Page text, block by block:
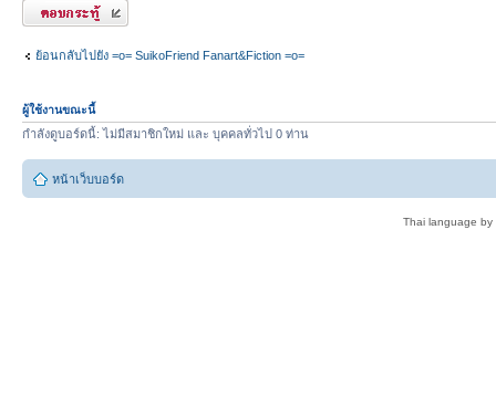
ตอบกระทู้
ย้อนกลับไปยัง =o= SuikoFriend Fanart&Fiction =o=
ผู้ใช้งานขณะนี้
กำลังดูบอร์ดนี้: ไม่มีสมาชิกใหม่ และ บุคคลทั่วไป 0 ท่าน
หน้าเว็บบอร์ด
Thai language by